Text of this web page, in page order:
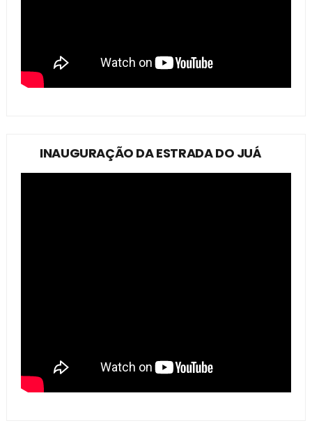
INAUGURAÇÃO DA ESTRADA DO JUÁ